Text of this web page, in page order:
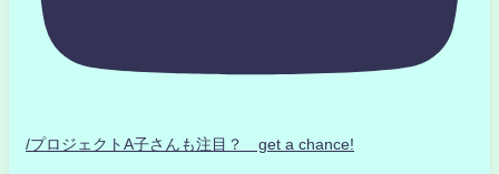
/プロジェクトA子さんも注目？ get a chance!